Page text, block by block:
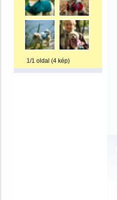
1/1 oldal (4 kép)